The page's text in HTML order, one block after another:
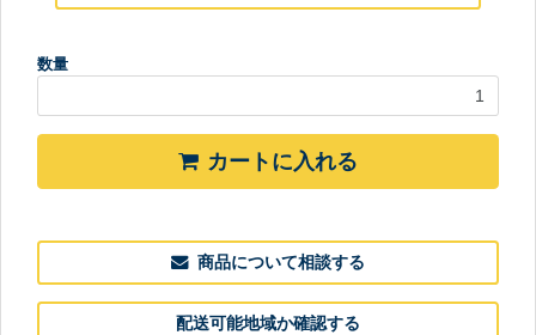
数量
カートに入れる
商品について相談する
配送可能地域か確認する